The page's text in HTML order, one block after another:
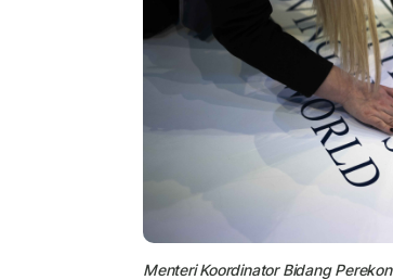
Menteri Koordinator Bidang